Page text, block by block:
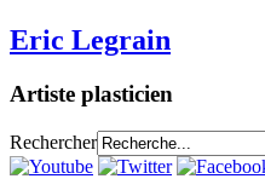
Eric Legrain
Artiste plasticien
Rechercher